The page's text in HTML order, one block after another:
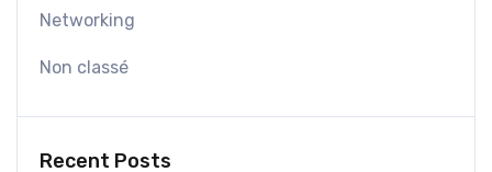
Networking
Non classé
Recent Posts